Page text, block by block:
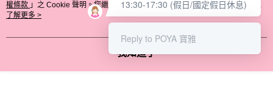
評價
喜歡這個商品嗎？購買後給他一個好評吧
🔻你可能會喜歡
權條款 」之 Cookie 聲明。您繼續使用本網站即表示您同意本公司得按本網站使
用條款之 Cookie 聲明使用 cookie。
了解更多 >
我知道了
13:30-17:30 (假日/國定假日休息)
Reply to POYA 寶雅